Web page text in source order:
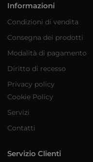
Informazioni
Condizioni di vendita
Consegna dei prodotti
Modalità di pagamento
Diritto di recesso
Privacy policy
Cookie Policy
Servizi
Contatti
Servizio Clienti